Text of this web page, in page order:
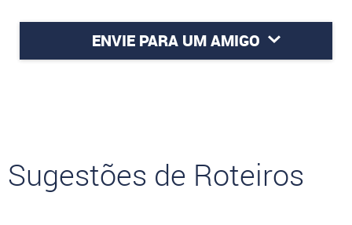
ENVIE PARA UM AMIGO
Sugestões de Roteiros